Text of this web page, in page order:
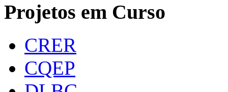
Projetos em Curso
CRER
CQEP